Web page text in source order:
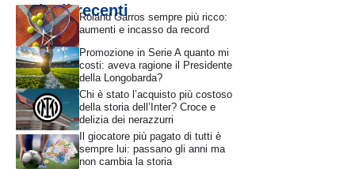
Articoli recentiRoland Garros sempre più ricco:
aumenti e incasso da record
Promozione in Serie A quanto mi
costi: aveva ragione il Presidente
della Longobarda?
Chi è stato l’acquisto più costoso
della storia dell’Inter? Croce e
delizia dei nerazzurri
Il giocatore più pagato di tutti è
sempre lui: passano gli anni ma
non cambia la storia